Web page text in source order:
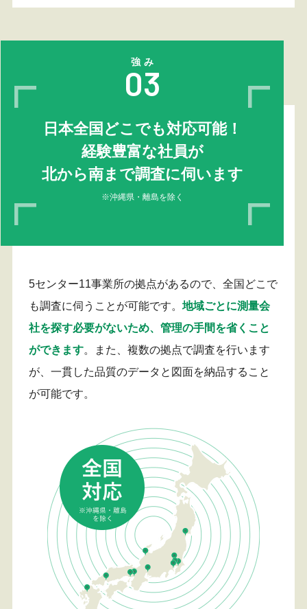
強み
03
日本全国どこでも対応可能！
経験豊富な社員が
北から南まで調査に伺います
※沖縄県・離島を除く
5センター11事業所の拠点があるので、全国どこで
も調査に伺うことが可能です。 地域ごとに測量会
社を探す必要がないため、管理の手間を省くこと
ができます。また、複数の拠点で調査を行います
が、一貫した品質のデータと図面を納品すること
が可能です。